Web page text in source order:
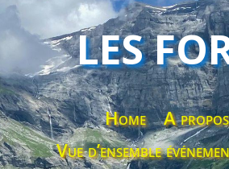
LES
Home A propos
Vue d’ensemble